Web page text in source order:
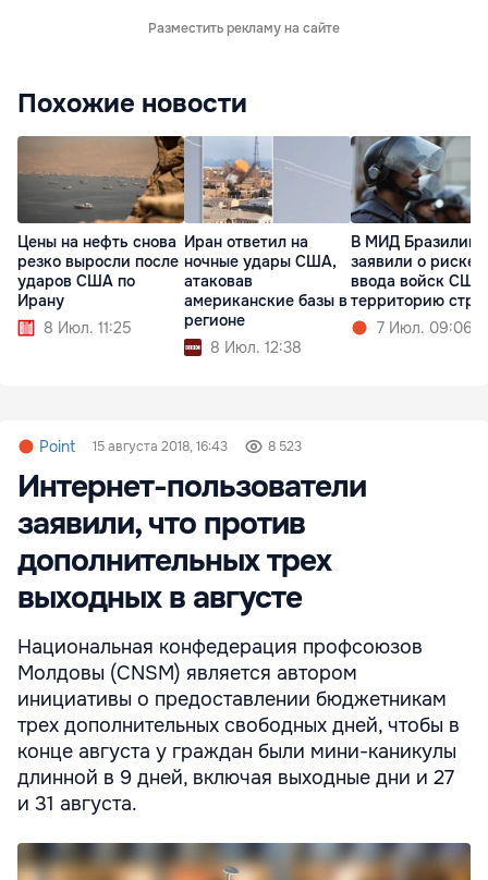
Разместить рекламу на сайте
Похожие новости
Цены на нефть снова
резко выросли после
ударов США по
Ирану
8 Июл. 11:25
Иран ответил на
ночные удары США,
атаковав
американские базы в
регионе
8 Июл. 12:38
В МИД Бразилии
заявили о риске
ввода войск США
территорию
7 Июл. 09:06
Point 15 августа 2018, 16:43 8 523
Интернет-пользователи
заявили, что против
дополнительных трех
выходных в августе
Национальная конфедерация профсоюзов
Молдовы (CNSM) является автором
инициативы о предоставлении бюджетникам
трех дополнительных свободных дней, чтобы в
конце августа у граждан были мини-каникулы
длинной в 9 дней, включая выходные дни и 27
и 31 августа.